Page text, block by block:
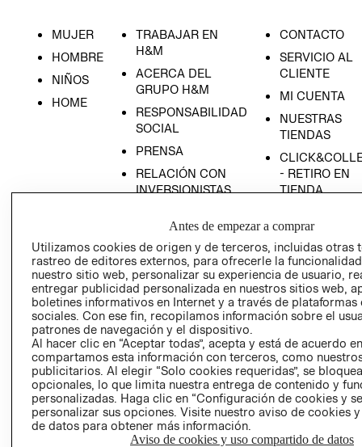
MUJER
HOMBRE
NIÑOS
HOME
TRABAJAR EN
H&M
ACERCA DEL
GRUPO H&M
RESPONSABILIDAD
SOCIAL
PRENSA
RELACIÓN CON
INVERSIONISTAS
EMPRESARIAL
CONTACTO
SERVICIO AL
CLIENTE
MI CUENTA
NUESTRAS
TIENDAS
- RETIRO EN
TIENDA
CONDICIONES
AVISO DE
PRIVACIDAD
GIFT CARD
AVISO DE
Antes de empezar a comprar
Utilizamos cookies de origen y de terceros, incluidas otras
rastreo de editores externos, para ofrecerle la
nuestro sitio web, personalizar su experiencia de usuario,
entregar publicidad personalizada en nuestros sitios web,
boletines informativos en Internet y a través de plataformas
sociales. Con ese fin, recopilamos información sobre el
patrones de navegación y el dispositivo.
Al hacer clic en “Aceptar todas”, acepta y está de acuerdo
compartamos esta información con terceros, como
publicitarios. Al elegir “Solo cookies requeridas”, se
opcionales, lo que limita nuestra entrega de contenido y
personalizadas. Haga clic en “Configuración de cookies y
personalizar sus opciones. Visite nuestro aviso de cookies
de datos para obtener más información.
Aviso de cookies y uso compartido de datos